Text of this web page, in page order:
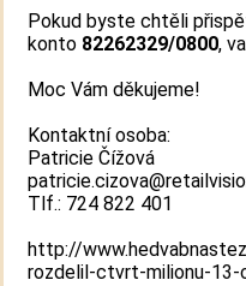
Pokud byste chtěli
konto 82262329/0800,
Moc Vám děkujeme!
Kontaktní osoba:
Patricie Čížová
Tlf.: 724 822 401
http://
rozdelil-ctvrt-milionu-